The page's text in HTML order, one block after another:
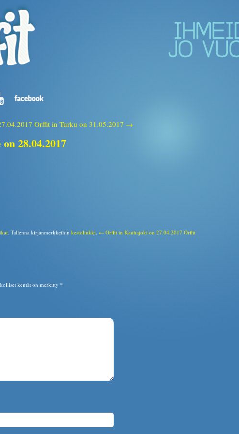
Orffit in Turku on 31.05.2017 →
28.04.2017
. Tallenna kirjanmerkkeihin kestolinkki. ← Orffit in Kauhajoki on 27.04.2017 Orffit
kentät on merkitty *